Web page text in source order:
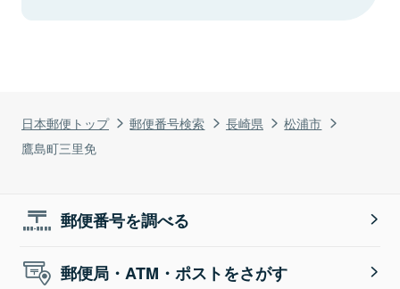
日本郵便トップ 郵便番号検索 長崎県
松浦市
鷹島町三里免
郵便番号を調べる
郵便局・ATM・ポストをさがす